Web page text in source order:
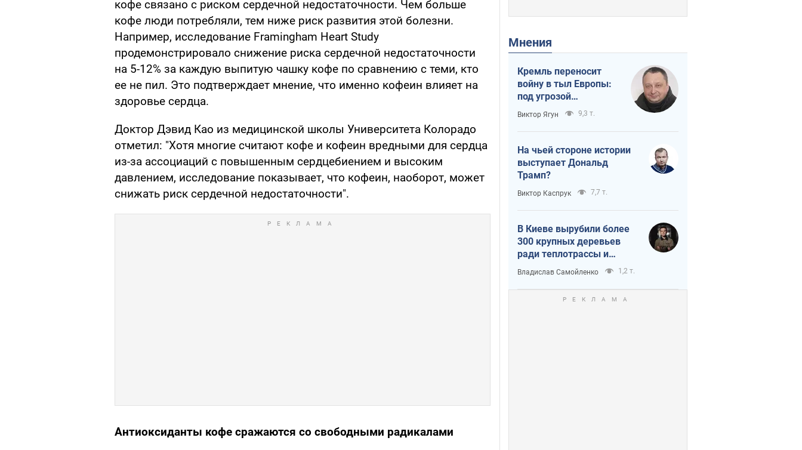
кофе связано с риском сердечной недостаточности. Чем больше
кофе люди потребляли, тем ниже риск развития этой болезни.
Например, исследование Framingham Heart Study
продемонстрировало снижение риска сердечной недостаточности
на 5-12% за каждую выпитую чашку кофе по сравнению с теми, кто
ее не пил. Это подтверждает мнение, что именно кофеин влияет на
здоровье сердца.
Доктор Дэвид Као из медицинской школы Университета Колорадо
отметил: "Хотя многие считают кофе и кофеин вредными для сердца
из-за ассоциаций с повышенным сердцебиением и высоким
давлением, исследование показывает, что кофеин, наоборот, может
снижать риск сердечной недостаточности".
Антиоксиданты кофе сражаются со свободными радикалами
Мнения
Кремль переносит
войну в тыл Европы:
под угрозой
критическая
логистика
Виктор Ягун 9,3 т.
На чьей стороне истории
выступает Дональд
Трамп?
Виктор Каспрук 7,7 т.
В Киеве вырубили более
300 крупных деревьев
ради теплотрассы и
вопреки Генплану
Владислав Самойленко 1,2 т.